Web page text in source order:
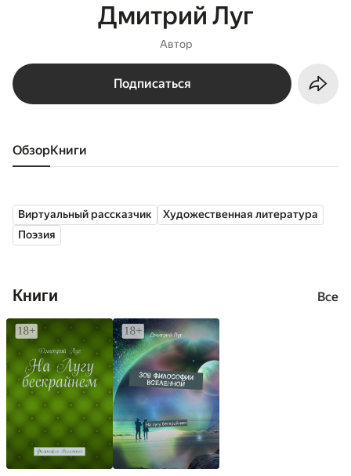
Дмитрий Луг
Автор
Подписаться
Обзор книги
Виртуальный рассказчик
Художественная литература
Поэзия
Книги Все